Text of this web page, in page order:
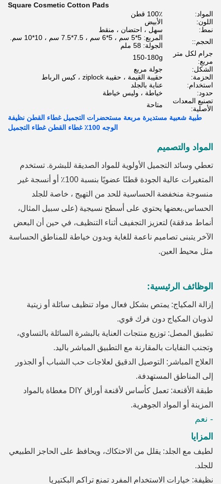
Square Cosmetic Cotton Pads
المواد:
100٪ قطن
اللون:
الأبيض
نمط:
سهل ، احتضان ، منقط
الحجم::
المربع: 5*5 سم ، 5*6 سم ، 7.5*7.5 سم ، 10*10 سم.
الجولة: 58 ملم
جرام لكل متر
مربع:
150-180g
الشكل:
جولة مربع
الحزمة:
حقيبة القيمة ، حقيبة ziplock ، كيس الرباط
استخدام:
عناية بالجلد
حدود:
خياطة ، وليس خياطة
تصنيع المعدات
الأصلية:
متاحة
طبية شعبية مستديرة مربعة مستحضرات التجميل غطاء القطن نظيفة
الوجه 100٪ غطاء القطن غطاء التجميل
المواد والتصميم
تعطي وسائد التجميل الأولوية للمواد الصديقة للبشرة. تستخدم
المتغيرات عالية الجودة قطنًا عضويًا بنسبة 100٪ أو أنسجة غير
منسوجة منخفضة الحساسية للحد من التهيج ، خاصة للجلد
الحساس.بعضها يحتوي على أسطح نسيجية (على سبيل المثال،
أنماط مدققة) لتعزيز التجفيف أثناء التنظيف، في حين أن البعض
الآخر يتبنى تصاميم ناعمة للغاية وبدون خياطة للمناطق الحساسة
مثل محيط العين.
الوظائف الرئيسية:
إزالة المكياج: يمتص بشكل فعال مواد تنظيف سائلة أو زيتية
لذوبان المكياج دون فرك قوي.
تطبيق المصل: توزيع منتجات العناية بالبشرة السائلة بالتساوي،
وتجنب النفايات بالمقارنة مع التطبيق المباشر باليد.
العلاج المباشر: التوصيل الدقيق لعلاجات حب الشباب أو الجذور
إلى المناطق المستهدفة.
طبقة الأقنعة: تعمل كأساس لأقنعة أوراق DIY مغطاة بالمواد
المزينة أو المواد الجوهرية.
- نعم
المزايا
لطيف مع الجلد: يقلل من الاحتكاك، ويحافظ على الحاجز الطبيعي
للجلد.
نظيفة: خيارات الاستخدام المفرد تمنع تراكم البكتيريا